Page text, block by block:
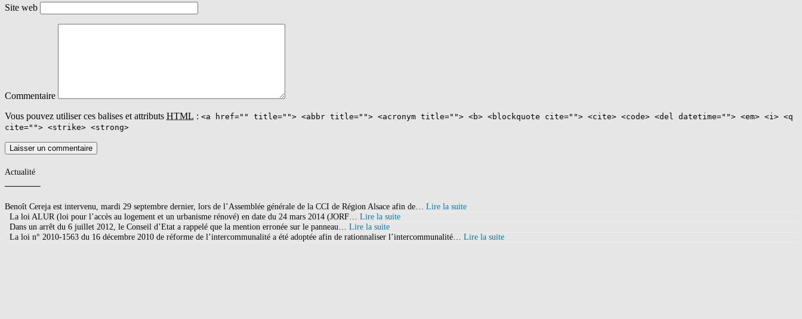
Site web
Commentaire
Vous pouvez utiliser ces balises et attributs HTML : <a href="" title=""> <abbr title=""> <acronym title=""> <b> <blockquote cite=""> <cite> <code> <del datetime=""> <em> <i> <q
cite=""> <strike> <strong>
Actualité
Benoît Cereja est intervenu, mardi 29 septembre dernier, lors de l’Assemblée générale de la CCI de Région Alsace afin de… Lire la suite
La loi ALUR (loi pour l’accès au logement et un urbanisme rénové) en date du 24 mars 2014 (JORF… Lire la suite
Dans un arrêt du 6 juillet 2012, le Conseil d’Etat a rappelé que la mention erronée sur le panneau… Lire la suite
La loi n° 2010-1563 du 16 décembre 2010 de réforme de l’intercommunalité a été adoptée afin de rationnaliser l’intercommunalité… Lire la suite